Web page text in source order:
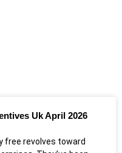
Uk April 2026
free revolves toward